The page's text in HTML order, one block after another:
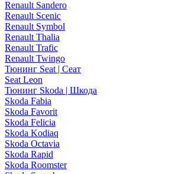
Renault Sandero
Renault Scenic
Renault Symbol
Renault Thalia
Renault Trafic
Renault Twingo
Тюнинг Seat | Сеат
Seat Leon
Тюнинг Skoda | Шкода
Skoda Fabia
Skoda Favorit
Skoda Felicia
Skoda Kodiaq
Skoda Octavia
Skoda Rapid
Skoda Roomster